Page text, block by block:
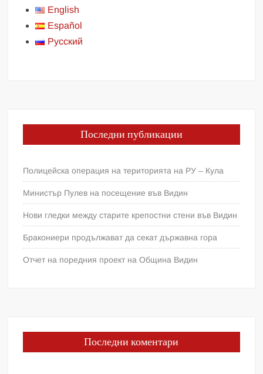
English
Español
Русский
Последни публикации
Полицейска операция на територията на РУ – Кула
Министър Пулев на посещение във Видин
Нови гледки между старите крепостни стени във Видин
Бракониери продължават да секат държавна гора
Отчет на поредния проект на Община Видин
Последни коментари